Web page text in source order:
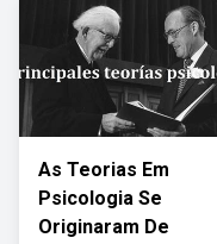
As Teorias Em
Psicologia Se
Originaram De